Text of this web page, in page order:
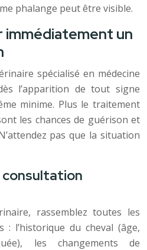
phalange peut être visible.
immédiatement un
spécialisé en médecine
l’apparition de tout signe
minime. Plus le traitement
les chances de guérison et
pas que la situation
consultation
rassemblez toutes les
: l’historique du cheval (âge,
les changements de